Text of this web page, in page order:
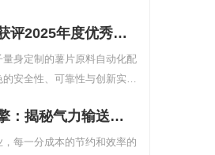
供应商，荣膺“安全合作伙伴最佳实践奖”
身定制的薯片原料自动化配
安全性、可靠性与创新实
” 。这不仅是一份荣誉，更
项目交付与服务品质的高度
秘气力输送的经济账
每一分成本的节约和效率的